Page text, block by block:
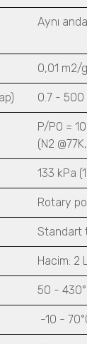
Aynı
0,01 m2/
0.7 - 500
P/P0 = 10
(N2
133 kPa
Rotary
Standart
Hacim: 2
50 -
-10 -